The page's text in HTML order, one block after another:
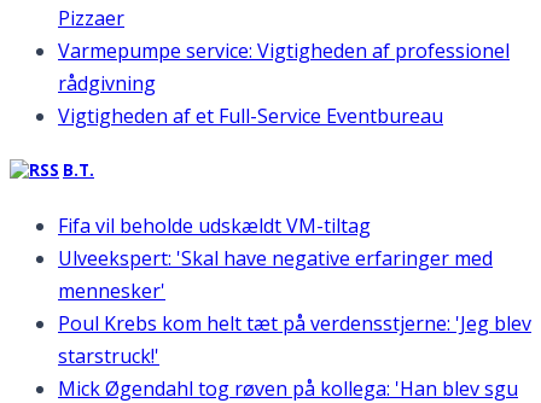
Pizzaer
Varmepumpe service: Vigtigheden af professionel
rådgivning
Vigtigheden af et Full-Service Eventbureau
B.T.
Fifa vil beholde udskældt VM-tiltag
Ulveekspert: 'Skal have negative erfaringer med
mennesker'
Poul Krebs kom helt tæt på verdensstjerne: 'Jeg blev
starstruck!'
Mick Øgendahl tog røven på kollega: 'Han blev sgu